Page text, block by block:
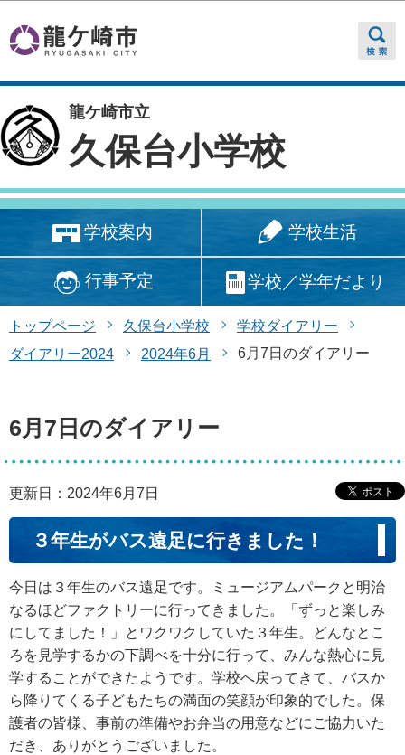
龍ケ崎市立
久保台小学校
学校案内 学校生活
行事予定 学校／学年だより
トップページ 久保台小学校
学校ダイアリー
ダイアリー2024
2024年6月 6月7日のダイアリー
6月7日のダイアリー
更新日：2024年6月7日
３年生がバス遠足に行きました！
今日は３年生のバス遠足です。ミュージアムパークと明治
なるほどファクトリーに行ってきました。「ずっと楽しみ
にしてました！」とワクワクしていた３年生。どんなとこ
ろを見学するかの下調べを十分に行って、みんな熱心に見
学することができたようです。学校へ戻ってきて、バスか
ら降りてくる子どもたちの満面の笑顔が印象的でした。保
護者の皆様、事前の準備やお弁当の用意などにご協力いた
だき、ありがとうございました。